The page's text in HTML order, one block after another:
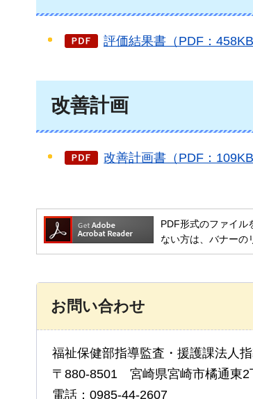
評価結果書（PDF：458KB
改善計画
改善計画書（PDF：109KB
PDF形式のファイル
ない方は、バナーの
お問い合わせ
福祉保健部指導監査・援護課法人
〒880-8501 宮崎県宮崎市橘通東2
電話：0985-44-2607